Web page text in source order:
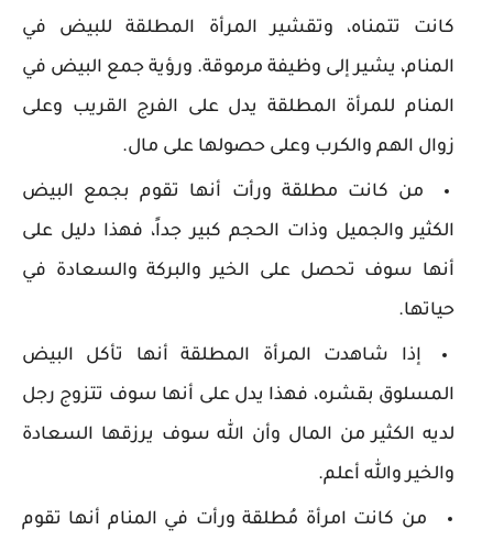
كانت تتمناه، وتقشير المرأة المطلقة للبيض في
المنام، يشير إلى وظيفة مرموقة. ورؤية جمع البيض في
المنام للمرأة المطلقة يدل على الفرج القريب وعلى
زوال الهم والكرب وعلى حصولها على مال.
من كانت مطلقة ورأت أنها تقوم بجمع البيض
الكثير والجميل وذات الحجم كبير جداً، فهذا دليل على
أنها سوف تحصل على الخير والبركة والسعادة في
حياتها.
إذا شاهدت المرأة المطلقة أنها تأكل البيض
المسلوق بقشره، فهذا يدل على أنها سوف تتزوج رجل
لديه الكثير من المال وأن الله سوف يرزقها السعادة
والخير والله أعلم.
من كانت امرأة مُطلقة ورأت في المنام أنها تقوم